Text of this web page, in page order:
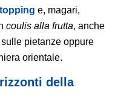
topping e, magari,
coulis alla frutta, anche
pietanze oppure
orientale.
della